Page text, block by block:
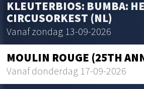
KLEUTERBIOS: BUMBA:
CIRCUSORKEST (NL)
Vanaf zondag 13-09-2026
MOULIN ROUGE (25TH
Vanaf donderdag 17-09-2026